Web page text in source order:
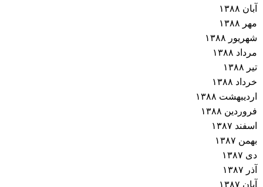
آبان ۱۳۸۸
مهر ۱۳۸۸
شهریور ۱۳۸۸
مرداد ۱۳۸۸
تیر ۱۳۸۸
خرداد ۱۳۸۸
اردیبهشت ۱۳۸۸
فروردین ۱۳۸۸
اسفند ۱۳۸۷
بهمن ۱۳۸۷
دی ۱۳۸۷
آذر ۱۳۸۷
آبان ۱۳۸۷